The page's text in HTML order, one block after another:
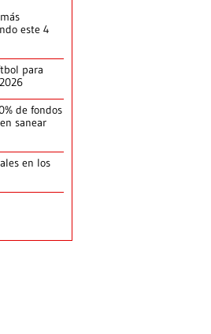
este 4
para
de fondos
sanear
en los